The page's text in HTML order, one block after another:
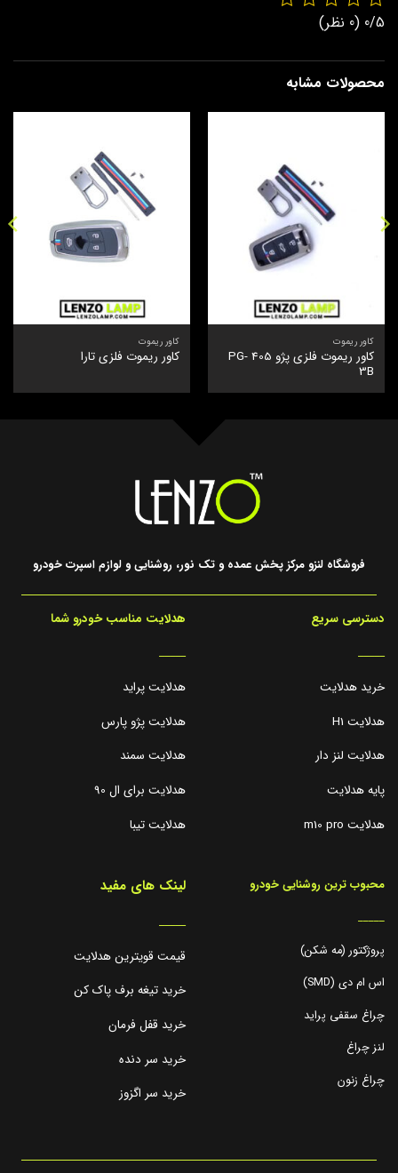
0/5 (0 نظر)
محصولات مشابه
کاور ریموت
کاور ریموت فلزی پژو 405 PG-
3B
کاور ریموت
کاور ریموت فلزی تارا
فروشگاه لنزو مرکز پخش عمده و تک نور، روشنایی و لوازم اسپرت خودرو
دسترسی سریع
_____
خرید هدلایت
هدلایت H1
هدلایت لنز دار
پایه هدلایت
هدلایت m10 pro
هدلایت مناسب خودرو شما
_____
هدلایت پراید
هدلایت پژو پارس
هدلایت سمند
هدلایت برای ال 90
هدلایت تیبا
محبوب ترین روشنایی خودرو
_____
پروژکتور (مه شکن)
اس ام دی (SMD)
چراغ سقفی پراید
لنز چراغ
چراغ زنون
لینک های مفید
_____
قیمت قویترین هدلایت
خرید تیغه برف پاک کن
خرید قفل فرمان
خرید سر دنده
خرید سر اگزوز